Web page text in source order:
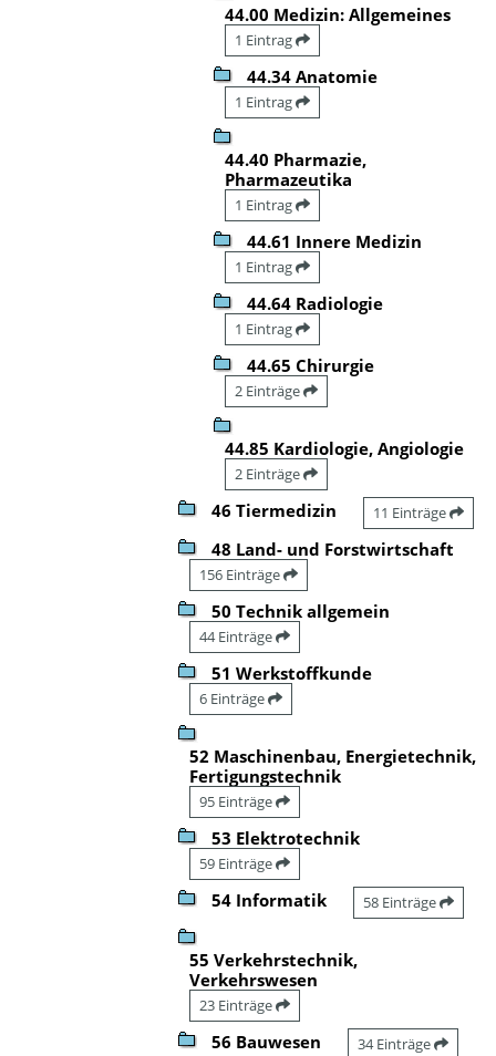
44.00 Medizin: Allgemeines
1 Eintrag
44.34 Anatomie
1 Eintrag
44.40 Pharmazie,
Pharmazeutika
1 Eintrag
44.61 Innere Medizin
1 Eintrag
44.64 Radiologie
1 Eintrag
44.65 Chirurgie
2 Einträge
44.85 Kardiologie, Angiologie
2 Einträge
46 Tiermedizin 11 Einträge
48 Land- und Forstwirtschaft
156 Einträge
50 Technik allgemein
44 Einträge
51 Werkstoffkunde
6 Einträge
52 Maschinenbau, Energietechnik,
Fertigungstechnik
95 Einträge
53 Elektrotechnik
59 Einträge
54 Informatik 58 Einträge
55 Verkehrstechnik,
Verkehrswesen
23 Einträge
56 Bauwesen 34 Einträge